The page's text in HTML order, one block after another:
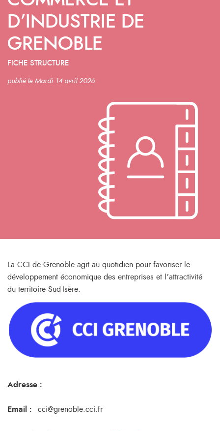
D’INDUSTRIE DE
GRENOBLE
FICHE STRUCTURE
publié le Mardi 14 avril 2026
La CCI de Grenoble agit au quotidien pour favoriser le
développement économique des entreprises et l’attractivité
du territoire Sud-Isère.
Adresse :
Email : cci@grenoble.cci.fr